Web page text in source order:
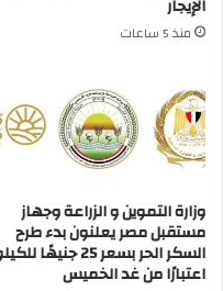
الإيجار
منذ 5 ساعات
وزارة التموين و الزراعة وجهاز
مستقبل مصر يعلنون بدء طرح
السكر الحر بسعر 25 جنيهًا
اعتبارًا من غد الخميس